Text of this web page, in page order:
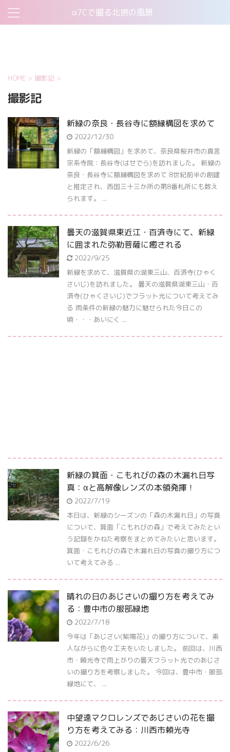
α7Cで撮る北摂の風景
HOME > 撮影記 >
撮影記
新緑の奈良・長谷寺に額縁構図を求めて
2022/12/30
新緑の「額縁構図」を求めて、奈良県桜井市の真言
宗系寺院：長谷寺(はせでら)を訪れました。 新緑の
奈良・長谷寺に額縁構図を求めて 8世紀前半の創建
と推定され、西国三十三か所の第8番札所にも数え
られます。 ...
曇天の滋賀県東近江・百済寺にて、新緑
に囲まれた弥勒菩薩に癒される
2022/9/25
新緑を求めて、滋賀県の湖東三山、百済寺(ひゃく
さいじ)を訪れました。 曇天の滋賀県湖東三山・百
済寺(ひゃくさいじ)でフラット光について考えてみ
る 雨条件の新緑の魅力に魅せられた今日この
頃・・・あいにく ...
新緑の箕面・こもれびの森の木漏れ日写
真：αと高解像レンズの本領発揮！
2022/7/19
本日は、新緑のシーズンの「森の木漏れ日」の写真
について、箕面「こもれびの森」で考えてみたとい
う記録をかねた考察をまとめてみたいと思います。
箕面・こもれびの森で木漏れ日の写真の撮り方につ
いて考えてみる ...
晴れの日のあじさいの撮り方を考えてみ
る：豊中市の服部緑地
2022/7/18
今年は「あじさい(紫陽花)」の撮り方について、素
人ながらに色々工夫をいたしました。 前回は、川西
市・頼光寺で雨上がりの曇天フラット光でのあじさ
いの撮り方を考察しました。 今回は、豊中市・服部
緑地にて、 ...
中望遠マクロレンズであじさいの花を撮
り方を考えてみる：川西市頼光寺
2022/6/26